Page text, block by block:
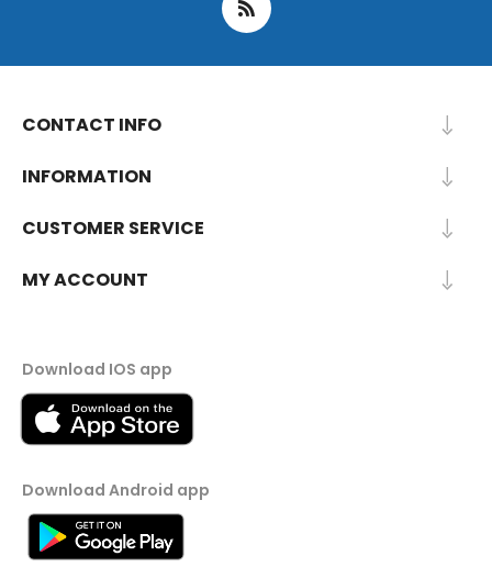
CONTACT INFO
INFORMATION
CUSTOMER SERVICE
MY ACCOUNT
Download IOS app
Download Android app